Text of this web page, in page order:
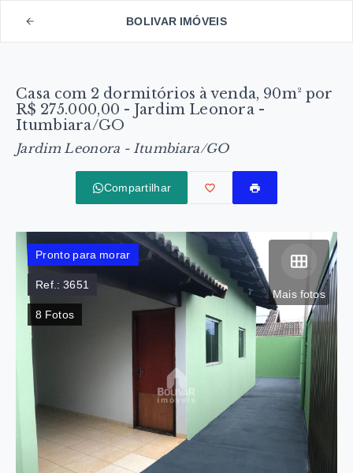
BOLIVAR IMÓVEIS
Casa com 2 dormitórios à venda, 90m² por
R$ 275.000,00 - Jardim Leonora -
Itumbiara/GO
Jardim Leonora - Itumbiara/GO
Compartilhar
Mais fotos
Pronto para morar
Ref.:3651
8 Fotos